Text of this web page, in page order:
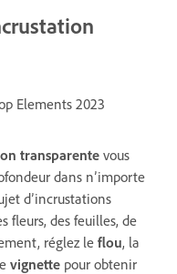
Elements 2023
transparente vous
dans n’importe
d’incrustations
fleurs, des feuilles, de
réglez le flou, la
vignette pour obtenir